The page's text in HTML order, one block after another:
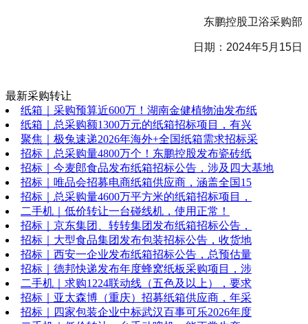
东鹏控股卫浴采购部
日期：2024年5月15日
最新采购转让
纸箱｜采购预算近600万！湖南金健植物油发布纸
纸箱｜总采购额1300万元的纸箱招标项目，有兴
聚焦｜极兔速递2026年海外+全国纸箱需求招标采
招标｜总采购量4800万个！东鹏控股发布瓷砖纸
招标｜今麦郎食品发布纸箱招标公告，涉及四大基地
招标｜唯品会招募电商纸箱供应商，涵盖全国15
招标｜总采购量4600万平方米的纸箱招标项目，
二手机｜低价转让一台碰线机，使用正常！
招标｜京东集团、转转集团发布纸箱招标公告，
招标｜大型食品集团发布包装招标公告，收货地
招标｜西安一企业发布纸箱招标公告，总预估量
招标｜德邦快递发布年度蜂窝纸板采购项目，涉
二手机｜求购1224联动线（五色及以上），要求
招标｜亚太森博（重庆）招募纸箱供应商，年采
招标｜四家包装企业中标武汉百事可乐2026年度